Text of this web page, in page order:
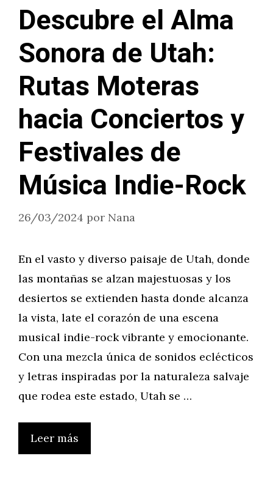
Descubre el Alma
Sonora de Utah:
Rutas Moteras
hacia Conciertos y
Festivales de
Música Indie-Rock
26/03/2024 por Nana
En el vasto y diverso paisaje de Utah, donde
las montañas se alzan majestuosas y los
desiertos se extienden hasta donde alcanza
la vista, late el corazón de una escena
musical indie-rock vibrante y emocionante.
Con una mezcla única de sonidos eclécticos
y letras inspiradas por la naturaleza salvaje
que rodea este estado, Utah se …
Leer más